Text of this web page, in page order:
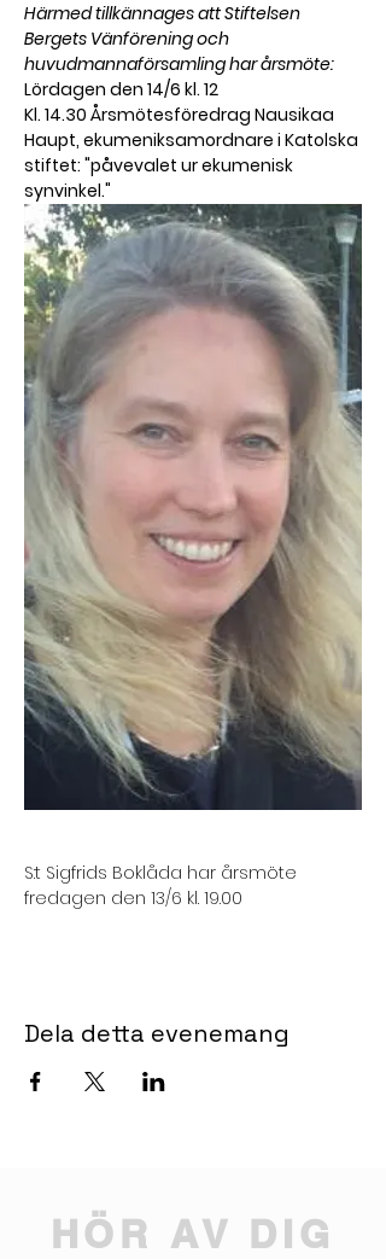
Härmed tillkännages att Stiftelsen
Bergets Vänförening och
huvudmannaförsamling har årsmöte:
Lördagen den 14/6 kl. 12
Kl. 14.30 Årsmötesföredrag Nausikaa
Haupt, ekumeniksamordnare i Katolska
stiftet: "påvevalet ur ekumenisk
synvinkel."
S:t Sigfrids Boklåda har årsmöte
fredagen den 13/6 kl. 19.00
Dela detta evenemang
HÖR AV DIG